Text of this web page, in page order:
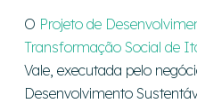
O Projeto de
Transformação Social de
Vale, executada pelo
Desenvolvimento